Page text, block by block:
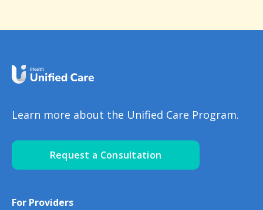
Learn more about the Unified Care Program.
Request a Consultation
For Providers